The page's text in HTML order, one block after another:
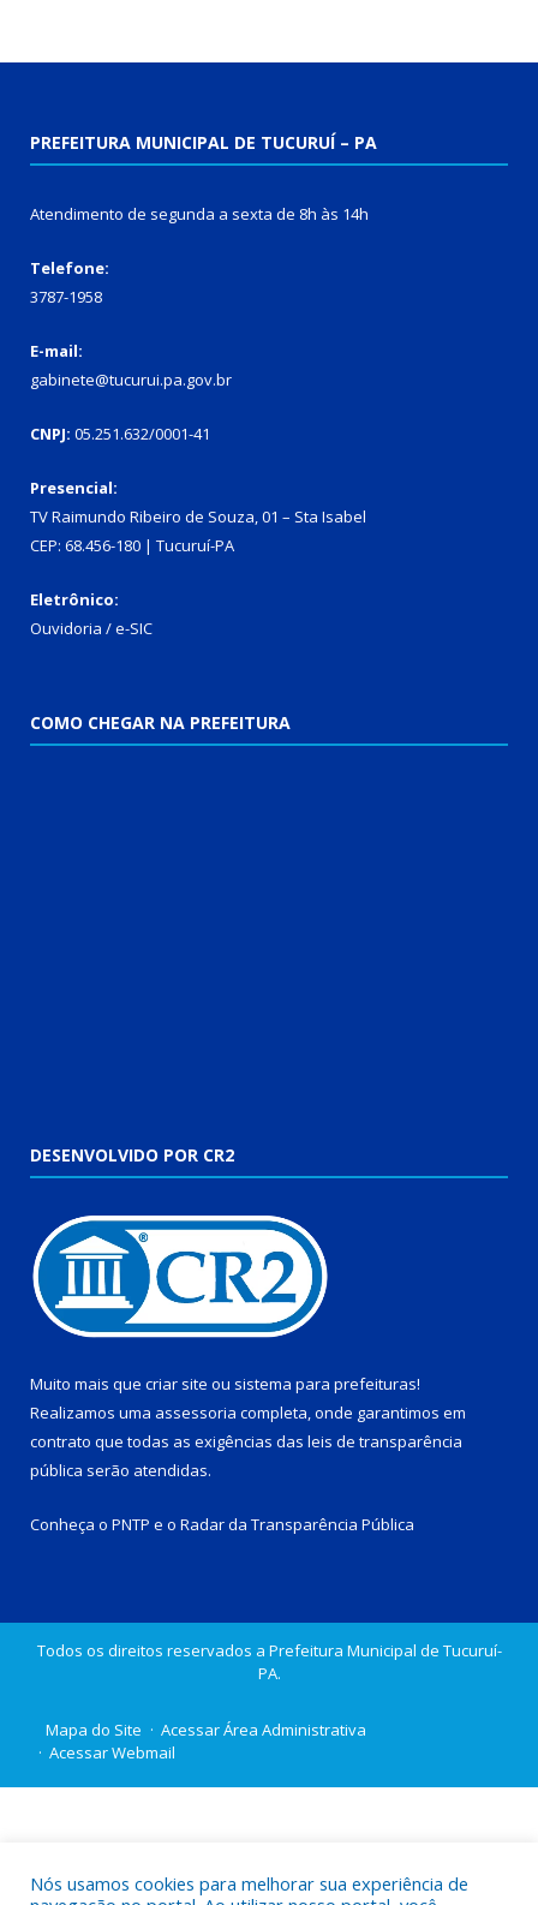
PREFEITURA MUNICIPAL DE TUCURUÍ – PA
Atendimento de segunda a sexta de 8h às 14h
Telefone:
3787-1958
E-mail:
gabinete@tucurui.pa.gov.br
CNPJ: 05.251.632/0001-41
Presencial:
TV Raimundo Ribeiro de Souza, 01 – Sta Isabel
CEP: 68.456-180 | Tucuruí-PA
Eletrônico:
Ouvidoria /e-SIC
COMO CHEGAR NA PREFEITURA
DESENVOLVIDO POR CR2
Muito mais que criar site ou sistema para prefeituras!
Realizamos uma assessoria completa, onde garantimos em
contrato que todas as exigências das leis de transparência
pública serão atendidas.
Conheça o PNTP e o Radar da Transparência Pública
Todos os direitos reservados a Prefeitura Municipal de Tucuruí-
PA.
Mapa do Site
Acessar Área Administrativa
Acessar Webmail
Nós usamos cookies para melhorar sua experiência de